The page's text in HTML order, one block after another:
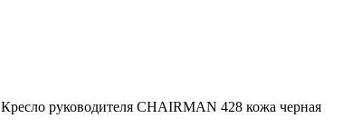
Кресло руководителя CHAIRMAN 428 кожа черная